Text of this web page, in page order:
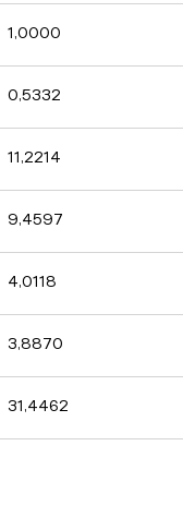
1,0000
0,5332
11,2214
9,4597
4,0118
3,8870
31,4462